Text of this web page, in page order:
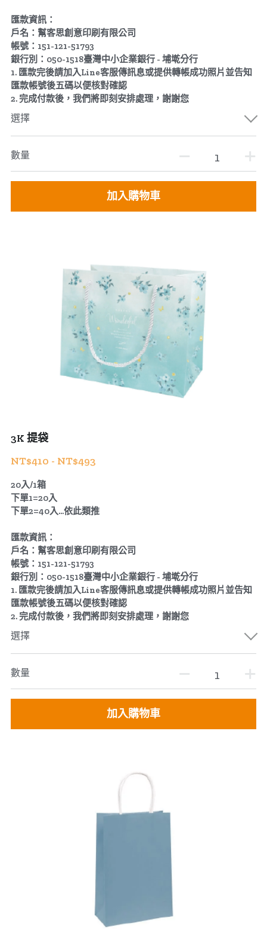
匯款資訊：
戶名：幫客思創意印刷有限公司
帳號：151-121-51793
銀行別：050-1518臺灣中小企業銀行 - 埔墘分行
1. 匯款完後請加入Line客服傳訊息或提供轉帳成功照片並告知
匯款帳號後五碼以便核對確認
2. 完成付款後，我們將即刻安排處理，謝謝您
選擇
數量
加入購物車
3K 提袋
NT$410 - NT$493
20入/1箱
下單1=20入
下單2=40入...依此類推
匯款資訊：
戶名：幫客思創意印刷有限公司
帳號：151-121-51793
銀行別：050-1518臺灣中小企業銀行 - 埔墘分行
1. 匯款完後請加入Line客服傳訊息或提供轉帳成功照片並告知
匯款帳號後五碼以便核對確認
2. 完成付款後，我們將即刻安排處理，謝謝您
選擇
數量
加入購物車